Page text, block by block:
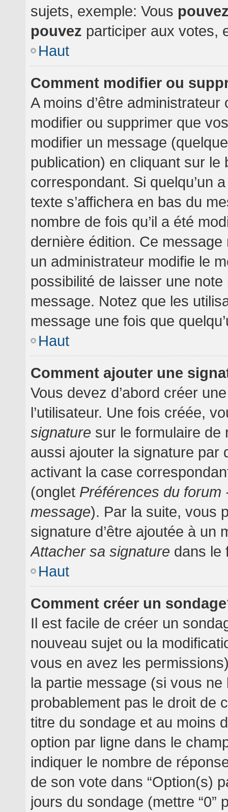
sujets, exemple: Vous
pouvez participer aux votes,
Haut
Comment modifier ou
A moins d’être
modifier ou supprimer que
modifier un message
publication) en cliquant sur le
correspondant. Si quelqu’un
texte s’affichera en bas du
nombre de fois qu’il a été
dernière édition. Ce
un administrateur modifie le
possibilité de laisser une note
message. Notez que les
message une fois que
Haut
Comment ajouter une
Vous devez d’abord créer
l’utilisateur. Une fois créée,
signature sur le formulaire de
aussi ajouter la signature par
activant la case
(onglet Préférences du
message). Par la suite, vous
signature d’être ajoutée à un
Attacher sa signature dans le
Haut
Comment créer un
Il est facile de créer un
nouveau sujet ou la
vous en avez les
la partie message (si vous ne
probablement pas le droit de
titre du sondage et au moins
option par ligne dans le
indiquer le nombre de
de son vote dans “Option(s)
jours du sondage (mettre “0”